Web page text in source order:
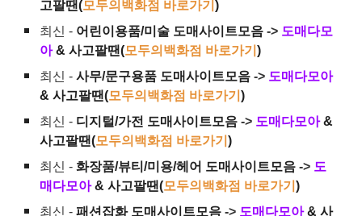
고팔땐(모두의백화점 바로가기)
최신 - 어린이용품/미술 도매사이트모음 -> 도매다모
아 & 사고팔땐(모두의백화점 바로가기)
최신 -사무/문구용품 도매사이트모음 -> 도매다모아
& 사고팔땐(모두의백화점 바로가기)
최신 - 디지털/가전 도매사이트모음 -> 도매다모아 &
사고팔땐(모두의백화점 바로가기)
최신 -화장품/뷰티/미용/헤어 도매사이트모음 -> 도
매다모아 & 사고팔땐(모두의백화점 바로가기)
최신 -패션잡화 도매사이트모음 -> 도매다모아 & 사